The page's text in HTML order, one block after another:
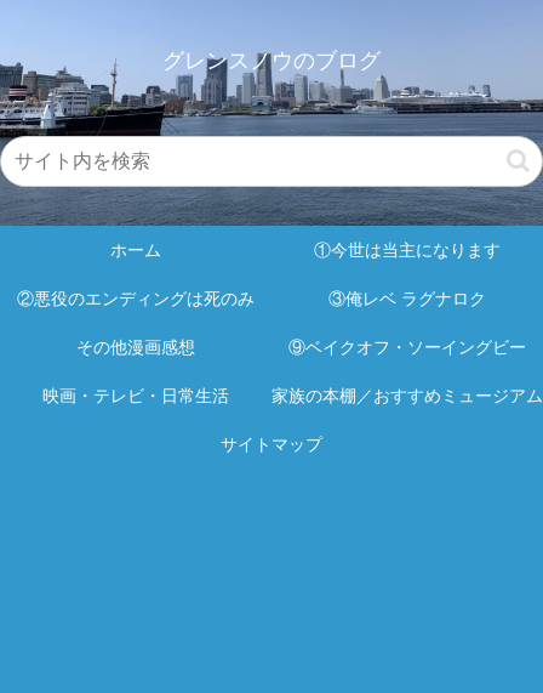
グレンスノウのブログ
ホーム ①今世は当主になります
②悪役のエンディングは死のみ ③俺レベ ラグナロク
その他漫画感想 ⑨ベイクオフ・ソーイングビー
映画・テレビ・日常生活 家族の本棚／おすすめミュージアム
サイトマップ